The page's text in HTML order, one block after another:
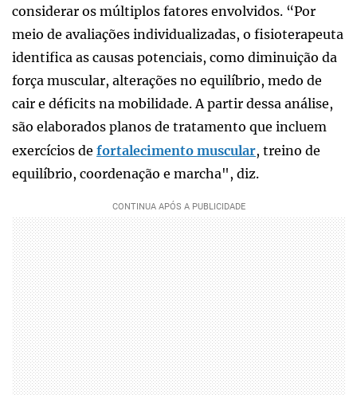
considerar os múltiplos fatores envolvidos. “Por
meio de avaliações individualizadas, o fisioterapeuta
identifica as causas potenciais, como diminuição da
força muscular, alterações no equilíbrio, medo de
cair e déficits na mobilidade. A partir dessa análise,
são elaborados planos de tratamento que incluem
exercícios de fortalecimento muscular, treino de
equilíbrio, coordenação e marcha", diz.